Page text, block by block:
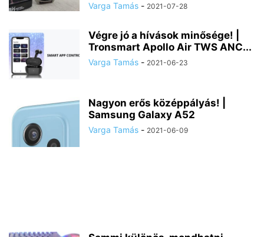
Varga Tamás - 2021-07-28
Végre jó a hívások minősége! |
Tronsmart Apollo Air TWS ANC...
Varga Tamás - 2021-06-23
Nagyon erős középpályás! |
Samsung Galaxy A52
Varga Tamás - 2021-06-09